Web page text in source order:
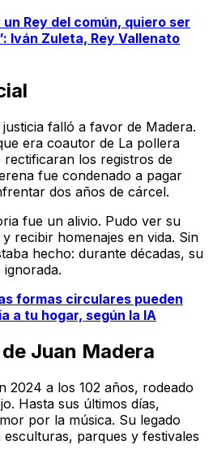
Rey del común, quiero ser
Iván Zuleta, Rey Vallenato
falló a favor de Madera.
era coautor de La pollera
los registros de
fue condenado a pagar
dos años de cárcel.
fue un alivio. Pudo ver su
recibir homenajes en vida. Sin
hecho: durante décadas, su
formas circulares pueden
a tu hogar, según la IA
Juan Madera
2024 a los 102 años, rodeado
Hasta sus últimos días,
por la música. Su legado
parques y festivales